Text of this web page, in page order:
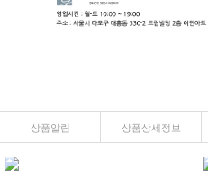
상품알림 상품상세정보